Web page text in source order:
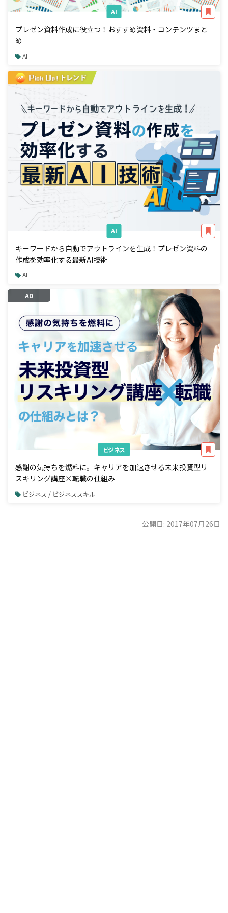
AI
プレゼン資料作成に役立つ！おすすめ資料・コンテンツまと
め
AI
AI
キーワードから自動でアウトラインを生成！プレゼン資料の
作成を効率化する最新AI技術
AI
AD
ビジネス
感謝の気持ちを燃料に。キャリアを加速させる未来投資型リ
スキリング講座×転職の仕組み
ビジネス / ビジネススキル
公開日: 2017年07月26日